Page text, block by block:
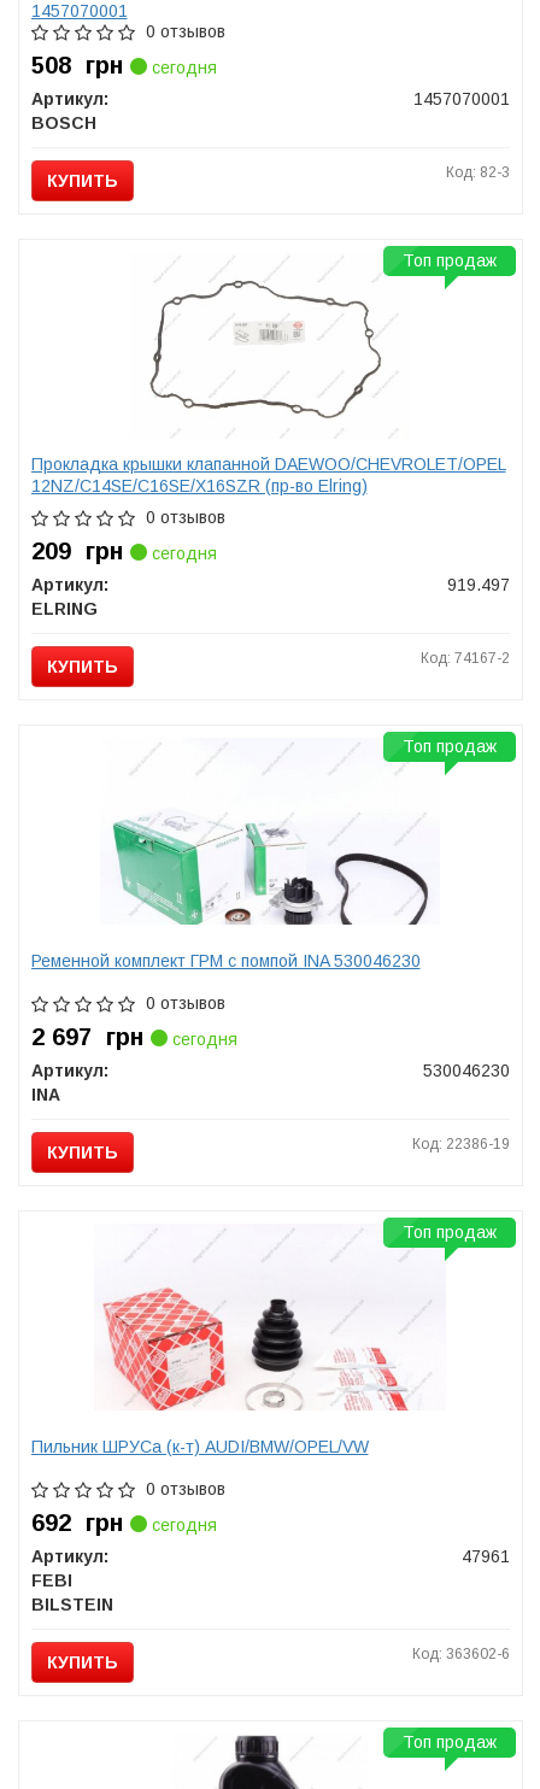
1457070001
0 отзывов
508 грн
сегодня
Артикул:
1457070001
BOSCH
КУПИТЬ Код: 82-3
Прокладка крышки клапанной DAEWOO/CHEVROLET/OPEL
12NZ/C14SE/C16SE/X16SZR (пр-во Elring)
0 отзывов
209 грн
сегодня
Артикул:
919.497
ELRING
КУПИТЬ Код: 74167-2
Топ продаж
Ременной комплект ГРМ с помпой INA 530046230
0 отзывов
2 697 грн
сегодня
Артикул:
530046230
INA
КУПИТЬ Код: 22386-19
Топ продаж
Пильник ШРУСа (к-т) AUDI/BMW/OPEL/VW
0 отзывов
692 грн
сегодня
Артикул:
47961
FEBI
BILSTEIN
КУПИТЬ Код: 363602-6
Топ продаж
Топ продаж